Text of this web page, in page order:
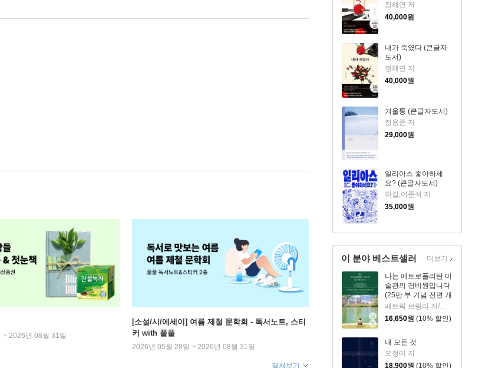
정해연 저
40,000원
내가 죽였다 (큰글자
도서)
정해연 저
40,000원
겨울통 (큰글자도서)
정용준 저
29,000원
일리아스 좋아하세
요? (큰글자도서)
하길,이준석 저
35,000원
이 분야 베스트셀러
나는 메트로폴리탄 미
술관의 경비원입니다
(25만 부 기념 전면 개
정판)
16,650원 (10% 할인)
내 모든 것
오정미 저
18,900원 (10% 할인)
더보기
2026년 08월 31일
[소설/시/에세이] 여름 제철 문학회 - 독서노트, 스티
커 with 풀풀
2026년 05월 28일 ~ 2026년 08월 31일
펼쳐보기